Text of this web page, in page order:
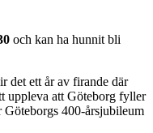
och kan ha hunnit bli
det ett år av firande där
uppleva att Göteborg fyller
Göteborgs 400-årsjubileum